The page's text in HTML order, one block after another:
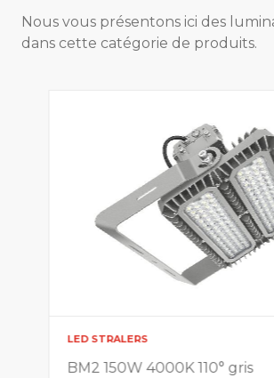
Nous vous présentons ici des
dans cette catégorie de produits.
LED STRALERS
BM2 150W 4000K 110° gris